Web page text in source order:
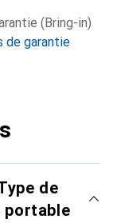
(Bring-in)
de garantie
de
portable